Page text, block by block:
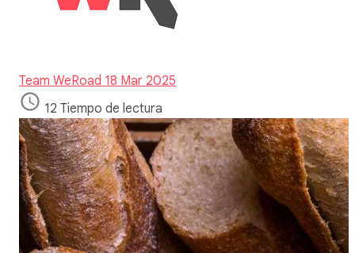
Team WeRoad 18 Mar 2025
12 Tiempo de lectura